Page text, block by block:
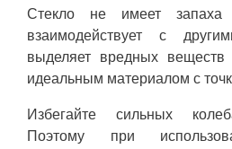
Стекло не имеет
взаимодействует с
выделяет вредных веществ
идеальным материалом с
Избегайте сильных
Поэтому при